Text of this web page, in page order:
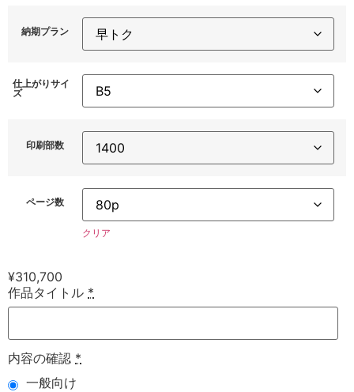
納期プラン
仕上がりサイ
ズ
印刷部数
ページ数
クリア
¥310,700
作品タイトル *
内容の確認 *
一般向け